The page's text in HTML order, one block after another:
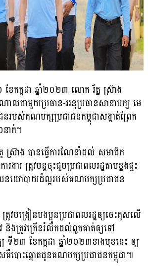
ខែកក្កដា ឆ្នាំ២០២៣ លោក រ័ត្ន ស្រ៊ាង
ជាមួយប្រធាន-អនុប្រធានសាខាបក្ស មេ
របស់គណបក្សប្រជាជនកម្ពុជាសង្កាត់ព្រែក
ាក់។
ស្រ៊ាង បានធ្វើការណែនាំដល់ សមាជិក
ងារ ត្រូវបន្តចុះជួបប្រជាពលរដ្ឋតាមខ្នងផ្ទះ
លនយោបាយដ៏ល្អរបស់គណបក្សប្រជាជន
រូវបង្រៀនបងប្អូនប្រជាពលរដ្ឋឲ្យចេះគូសលើ
និងត្រូវក្រើនរំលឹកដល់ពួកគាត់ឲ្យទៅ
ទី២៣ ខែកក្កដា ឆ្នាំ២០២៣ខាងមុខនេះ ឲ្យ
គឺបោះឆ្នោតជូនគណបក្សប្រជាជនកម្ពុជា៕